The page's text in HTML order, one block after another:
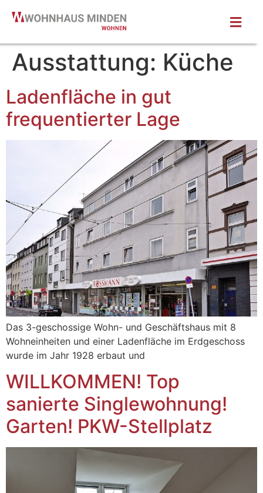
Ausstattung: Küche
Ladenfläche in gut
frequentierter Lage
Das 3-geschossige Wohn- und Geschäftshaus mit 8
Wohneinheiten und einer Ladenfläche im Erdgeschoss
wurde im Jahr 1928 erbaut und
WILLKOMMEN! Top
sanierte Singlewohnung!
Garten! PKW-Stellplatz